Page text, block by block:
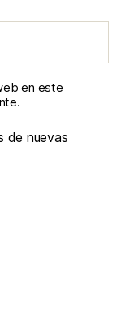
en este
de nuevas